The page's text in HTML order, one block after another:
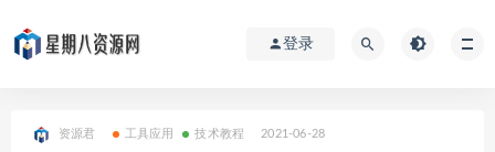
登录
资源君 工具应用 技术教程 2021-06-28